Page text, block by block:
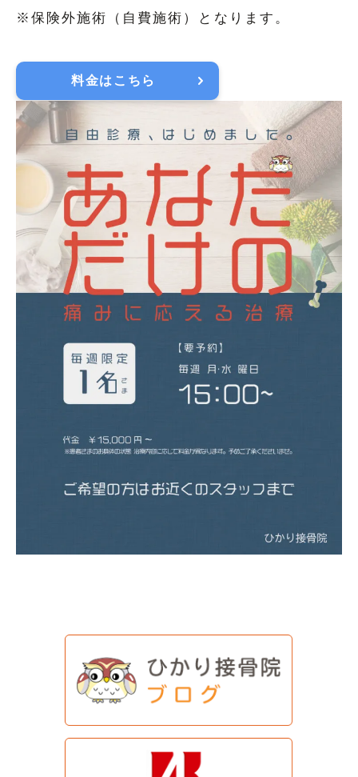
※保険外施術（自費施術）となります。
料金はこちら